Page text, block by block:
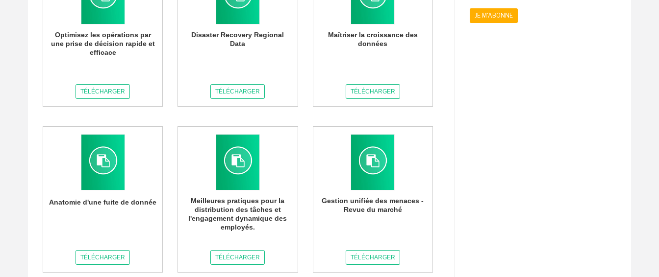
Optimisez les opérations par
une prise de décision rapide et
efficace
TÉLÉCHARGER
Disaster Recovery Regional
Data
TÉLÉCHARGER
Maîtriser la croissance des
données
TÉLÉCHARGER
Anatomie d'une fuite de donnée
TÉLÉCHARGER
Meilleures pratiques pour la
distribution des tâches et
l'engagement dynamique des
employés.
TÉLÉCHARGER
Gestion unifiée des menaces -
Revue du marché
TÉLÉCHARGER
JE M'ABONNE